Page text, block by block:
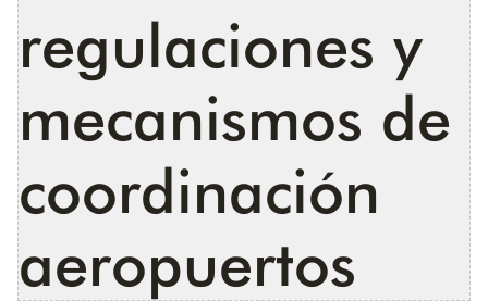
regulaciones y
mecanismos de
coordinación
aeropuertos